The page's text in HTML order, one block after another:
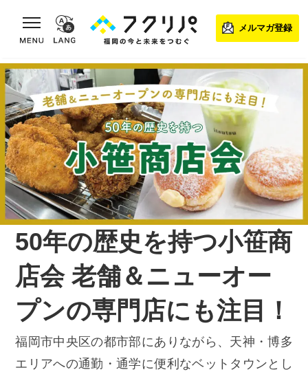
toggle navigation
メルマガ登録
50年の歴史を持つ小笹商
店会 老舗＆ニューオー
プンの専門店にも注目！
福岡市中央区の都市部にありながら、天神・博多
エリアへの通勤・通学に便利なベットタウンとし